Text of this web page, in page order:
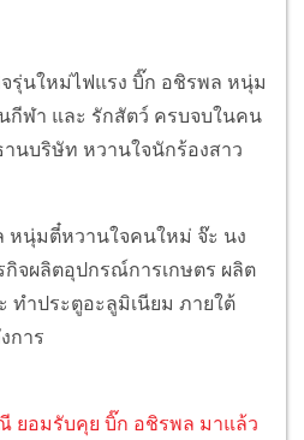
รุ่นใหม่ไฟแรง บิ๊ก อชิรพล หนุ่ม
กีฬา และ รักสัตว์ ครบจบในคน
านบริษัท หวานใจนักร้องสาว
หนุ่มตี๋หวานใจคนใหม่ จ๊ะ นง
จผลิตอุปกรณ์การเกษตร ผลิต
ทำประตูอะลูมิเนียม ภายใต้
การ
ยอมรับคุย บิ๊ก อชิรพล มาแล้ว